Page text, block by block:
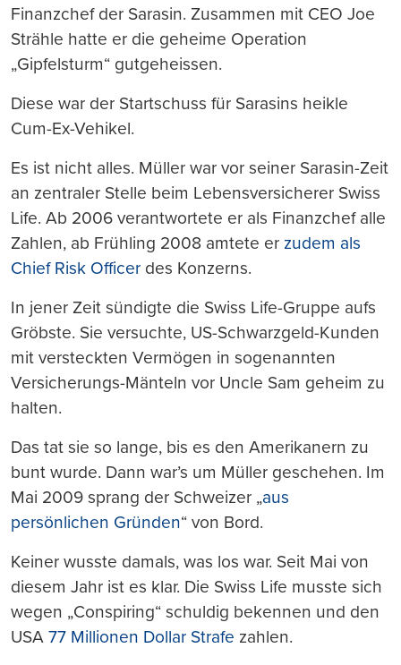
Finanzchef der Sarasin. Zusammen mit CEO Joe
Strähle hatte er die geheime Operation
„Gipfelsturm“ gutgeheissen.
Diese war der Startschuss für Sarasins heikle
Cum-Ex-Vehikel.
Es ist nicht alles. Müller war vor seiner Sarasin-Zeit
an zentraler Stelle beim Lebensversicherer Swiss
Life. Ab 2006 verantwortete er als Finanzchef alle
Zahlen, ab Frühling 2008 amtete er zudem als
Chief Risk Officer des Konzerns.
In jener Zeit sündigte die Swiss Life-Gruppe aufs
Gröbste. Sie versuchte, US-Schwarzgeld-Kunden
mit versteckten Vermögen in sogenannten
Versicherungs-Mänteln vor Uncle Sam geheim zu
halten.
Das tat sie so lange, bis es den Amerikanern zu
bunt wurde. Dann war’s um Müller geschehen. Im
Mai 2009 sprang der Schweizer „aus
persönlichen Gründen“ von Bord.
Keiner wusste damals, was los war. Seit Mai von
diesem Jahr ist es klar. Die Swiss Life musste sich
wegen „Conspiring“ schuldig bekennen und den
USA 77 Millionen Dollar Strafe zahlen.